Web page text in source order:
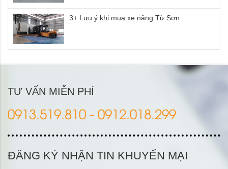
3+ Lưu ý khi mua xe nâng Từ Sơn
TƯ VẤN MIỄN PHÍ
0913.519.810 - 0912.018.299
ĐĂNG KÝ NHẬN TIN KHUYẾN MẠI